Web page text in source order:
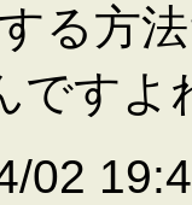
る方
ですよ
02